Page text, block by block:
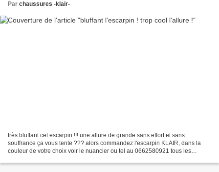
Par chaussures -klair-
très bluffant cet escarpin !!! une allure de grande sans effort et sans
souffrance ça vous tente ??? alors commandez l'escarpin KLAIR, dans la
couleur de votre choix voir le nuancier ou tel au 0662580921 tous les